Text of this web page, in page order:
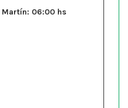
Martín: 06:00 hs